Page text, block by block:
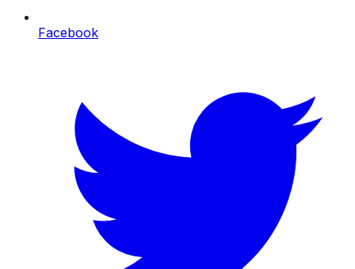
Facebook